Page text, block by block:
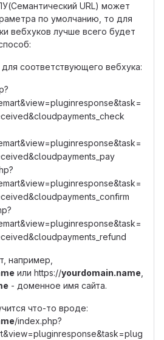
URL) может
по умолчанию, то для
вебхуков лучше всего будет
соответствующего вебхука:
например,
или https://yourdomain.name
- доменное имя сайта.
что-то вроде:
/index.php?